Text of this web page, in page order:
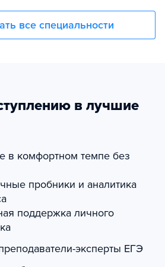
все специальности
в лучшие
в комфортном темпе без
пробники и аналитика
поддержка личного
эксперты ЕГЭ